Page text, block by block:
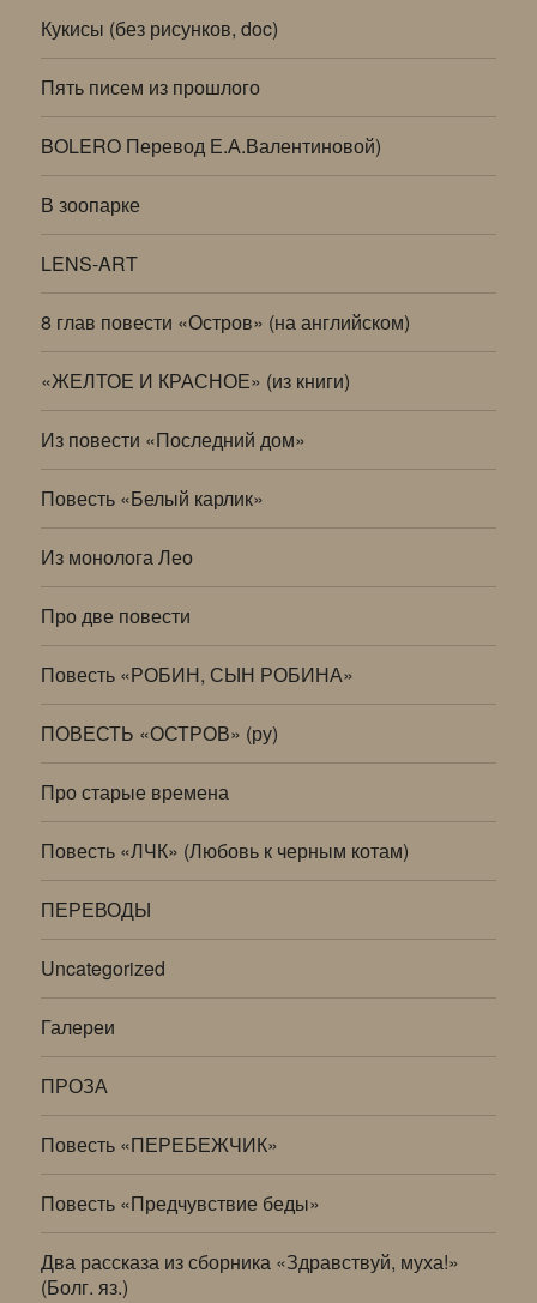
Кукисы (без рисунков, doc)
Пять писем из прошлого
BOLERO Перевод Е.А.Валентиновой)
В зоопарке
LENS-ART
8 глав повести «Остров» (на английском)
«ЖЕЛТОЕ И КРАСНОЕ» (из книги)
Из повести «Последний дом»
Повесть «Белый карлик»
Из монолога Лео
Про две повести
Повесть «РОБИН, СЫН РОБИНА»
ПОВЕСТЬ «ОСТРОВ» (ру)
Про старые времена
Повесть «ЛЧК» (Любовь к черным котам)
ПЕРЕВОДЫ
Uncategorized
Галереи
ПРОЗА
Повесть «ПЕРЕБЕЖЧИК»
Повесть «Предчувствие беды»
Два рассказа из сборника «Здравствуй, муха!»
(Болг. яз.)